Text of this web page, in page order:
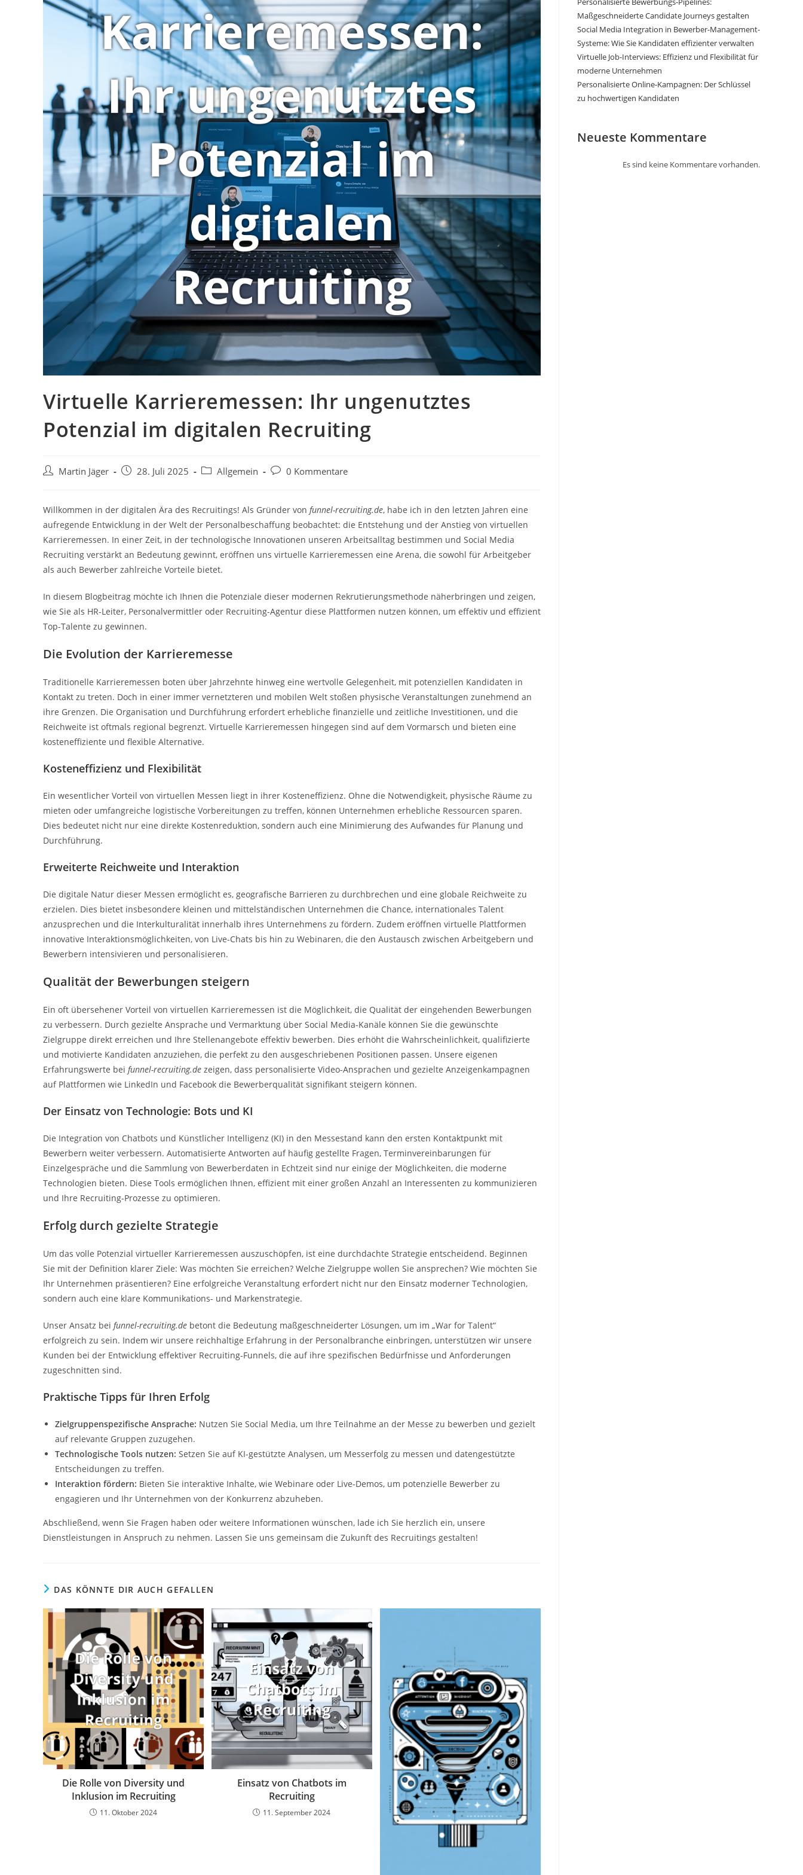
Virtuelle Karrieremessen: Ihr ungenutztes
Potenzial im digitalen Recruiting
Beitrags-
Martin Jäger
Beitrag28. Juli 2025
Beitrags-
Allgemein
Beitrags-
0 Kommentare
Willkommen in der digitalen Ära des Recruitings! Als Gründer von funnel-recruiting.de, habe ich in den letzten Jahren eine
aufregende Entwicklung in der Welt der Personalbeschaffung beobachtet: die Entstehung und der Anstieg von virtuellen
Karrieremessen. In einer Zeit, in der technologische Innovationen unseren Arbeitsalltag bestimmen und Social Media
Recruiting verstärkt an Bedeutung gewinnt, eröffnen uns virtuelle Karrieremessen eine Arena, die sowohl für Arbeitgeber
als auch Bewerber zahlreiche Vorteile bietet.
In diesem Blogbeitrag möchte ich Ihnen die Potenziale dieser modernen Rekrutierungsmethode näherbringen und zeigen,
wie Sie als HR-Leiter, Personalvermittler oder Recruiting-Agentur diese Plattformen nutzen können, um effektiv und effizient
Top-Talente zu gewinnen.
Die Evolution der Karrieremesse
Traditionelle Karrieremessen boten über Jahrzehnte hinweg eine wertvolle Gelegenheit, mit potenziellen Kandidaten in
Kontakt zu treten. Doch in einer immer vernetzteren und mobilen Welt stoßen physische Veranstaltungen zunehmend an
ihre Grenzen. Die Organisation und Durchführung erfordert erhebliche finanzielle und zeitliche Investitionen, und die
Reichweite ist oftmals regional begrenzt. Virtuelle Karrieremessen hingegen sind auf dem Vormarsch und bieten eine
kosteneffiziente und flexible Alternative.
Kosteneffizienz und Flexibilität
Ein wesentlicher Vorteil von virtuellen Messen liegt in ihrer Kosteneffizienz. Ohne die Notwendigkeit, physische Räume zu
mieten oder umfangreiche logistische Vorbereitungen zu treffen, können Unternehmen erhebliche Ressourcen sparen.
Dies bedeutet nicht nur eine direkte Kostenreduktion, sondern auch eine Minimierung des Aufwandes für Planung und
Durchführung.
Erweiterte Reichweite und Interaktion
Die digitale Natur dieser Messen ermöglicht es, geografische Barrieren zu durchbrechen und eine globale Reichweite zu
erzielen. Dies bietet insbesondere kleinen und mittelständischen Unternehmen die Chance, internationales Talent
anzusprechen und die Interkulturalität innerhalb ihres Unternehmens zu fördern. Zudem eröffnen virtuelle Plattformen
innovative Interaktionsmöglichkeiten, von Live-Chats bis hin zu Webinaren, die den Austausch zwischen Arbeitgebern und
Bewerbern intensivieren und personalisieren.
Qualität der Bewerbungen steigern
Ein oft übersehener Vorteil von virtuellen Karrieremessen ist die Möglichkeit, die Qualität der eingehenden Bewerbungen
zu verbessern. Durch gezielte Ansprache und Vermarktung über Social Media-Kanäle können Sie die gewünschte
Zielgruppe direkt erreichen und Ihre Stellenangebote effektiv bewerben. Dies erhöht die Wahrscheinlichkeit, qualifizierte
und motivierte Kandidaten anzuziehen, die perfekt zu den ausgeschriebenen Positionen passen. Unsere eigenen
Erfahrungswerte bei funnel-recruiting.de zeigen, dass personalisierte Video-Ansprachen und gezielte Anzeigenkampagnen
auf Plattformen wie LinkedIn und Facebook die Bewerberqualität signifikant steigern können.
Der Einsatz von Technologie: Bots und KI
Die Integration von Chatbots und Künstlicher Intelligenz (KI) in den Messestand kann den ersten Kontaktpunkt mit
Bewerbern weiter verbessern. Automatisierte Antworten auf häufig gestellte Fragen, Terminvereinbarungen für
Einzelgespräche und die Sammlung von Bewerberdaten in Echtzeit sind nur einige der Möglichkeiten, die moderne
Technologien bieten. Diese Tools ermöglichen Ihnen, effizient mit einer großen Anzahl an Interessenten zu kommunizieren
und Ihre Recruiting-Prozesse zu optimieren.
Erfolg durch gezielte Strategie
Um das volle Potenzial virtueller Karrieremessen auszuschöpfen, ist eine durchdachte Strategie entscheidend. Beginnen
Sie mit der Definition klarer Ziele: Was möchten Sie erreichen? Welche Zielgruppe wollen Sie ansprechen? Wie möchten Sie
Ihr Unternehmen präsentieren? Eine erfolgreiche Veranstaltung erfordert nicht nur den Einsatz moderner Technologien,
sondern auch eine klare Kommunikations- und Markenstrategie.
Unser Ansatz bei funnel-recruiting.de betont die Bedeutung maßgeschneiderter Lösungen, um im „War for Talent“
erfolgreich zu sein. Indem wir unsere reichhaltige Erfahrung in der Personalbranche einbringen, unterstützen wir unsere
Kunden bei der Entwicklung effektiver Recruiting-Funnels, die auf ihre spezifischen Bedürfnisse und Anforderungen
zugeschnitten sind.
Praktische Tipps für Ihren Erfolg
Zielgruppenspezifische Ansprache: Nutzen Sie Social Media, um Ihre Teilnahme an der Messe zu bewerben und gezielt
auf relevante Gruppen zuzugehen.
Technologische Tools nutzen: Setzen Sie auf KI-gestützte Analysen, um Messerfolg zu messen und datengestützte
Entscheidungen zu treffen.
Interaktion fördern: Bieten Sie interaktive Inhalte, wie Webinare oder Live-Demos, um potenzielle Bewerber zu
engagieren und Ihr Unternehmen von der Konkurrenz abzuheben.
Abschließend, wenn Sie Fragen haben oder weitere Informationen wünschen, lade ich Sie herzlich ein, unsere
Dienstleistungen in Anspruch zu nehmen. Lassen Sie uns gemeinsam die Zukunft des Recruitings gestalten!
DAS KÖNNTE DIR AUCH GEFALLEN
Die Rolle von Diversity und
Inklusion im Recruiting
11. Oktober 2024
Einsatz von Chatbots im
Recruiting
11. September 2024
Maßgeschneiderte Candidate Journeys gestalten
Social Media Integration in Bewerber-Management-
Systeme: Wie Sie Kandidaten effizienter verwalten
Virtuelle Job-Interviews: Effizienz und Flexibilität für
moderne Unternehmen
Personalisierte Online-Kampagnen: Der Schlüssel
zu hochwertigen Kandidaten
Neueste Kommentare
Es sind keine Kommentare vorhanden.